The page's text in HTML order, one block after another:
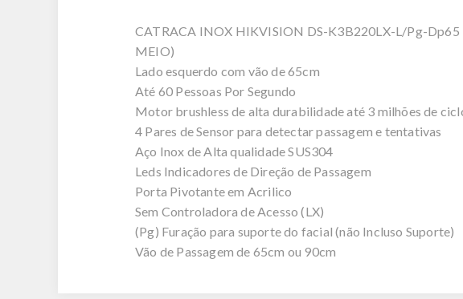
CATRACA INOX HIKVISION DS-K3B220LX-L/Pg-
MEIO)
Lado esquerdo com vão de 65cm
Até 60 Pessoas Por Segundo
Motor brushless de alta durabilidade até 3 milhões de
4 Pares de Sensor para detectar passagem e tentativas
Aço Inox de Alta qualidade SUS304
Leds Indicadores de Direção de Passagem
Porta Pivotante em Acrilico
Sem Controladora de Acesso (LX)
(Pg) Furação para suporte do facial (não Incluso Suporte)
Vão de Passagem de 65cm ou 90cm